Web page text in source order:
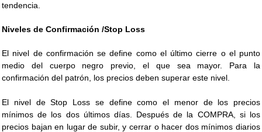
tendencia.
Niveles de Confirmación /Stop Loss
El nivel de confirmación se define como el último cierre o el punto
medio del cuerpo negro previo, el que sea mayor. Para la
confirmación del patrón, los precios deben superar este nivel.
El nivel de Stop Loss se define como el menor de los precios
mínimos de los dos últimos días. Después de la COMPRA, si los
precios bajan en lugar de subir, y cerrar o hacer dos mínimos diarios